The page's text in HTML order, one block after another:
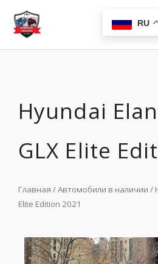
Перейти
содержимому
RU
Hyundai
GLX Elite
Главная /Автомобили в наличии /
Elite Edition 2021